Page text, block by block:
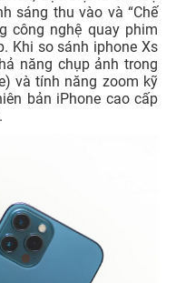
sáng thu vào và “Chế
công nghệ quay phim
Khi so sánh iphone Xs
năng chụp ảnh trong
và tính năng zoom kỹ
bản iPhone cao cấp